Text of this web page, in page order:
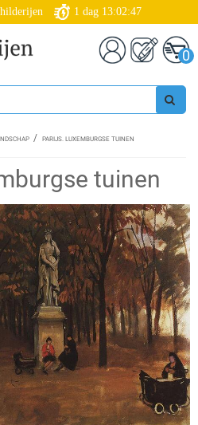
1 dag 13:02:46
0
PARIJS. LUXEMBURGSE TUINEN
tuinen